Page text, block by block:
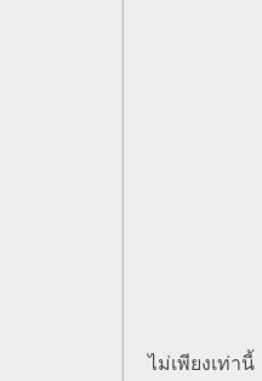
ไม่เพียงเท่า